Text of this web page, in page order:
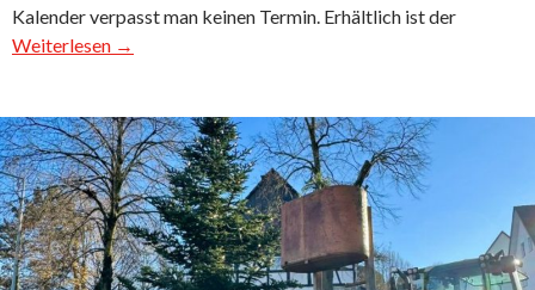
Kalender verpasst man keinen Termin. Erhältlich ist der
Weiterlesen →